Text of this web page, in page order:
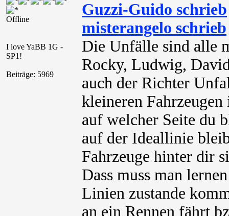
Offline
I love YaBB 1G -
SP1!
Beiträge: 5969
Guzzi-Guido schrieb
misterangelo schrieb
Die Unfälle sind alle
Rocky, Ludwig,
auch der Richter
kleineren
auf welcher Seite du
auf der Ideallinie
Fahrzeuge hinter dir
Dass muss man
Linien zustande
an ein Rennen fährt